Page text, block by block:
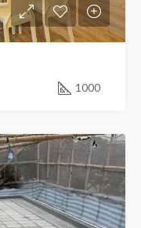
1000